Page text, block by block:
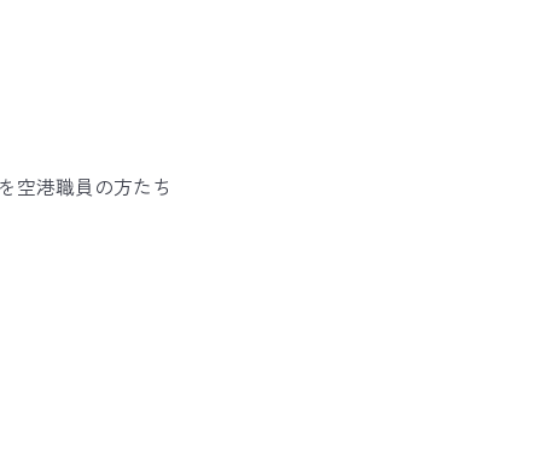
空港職員の方たち